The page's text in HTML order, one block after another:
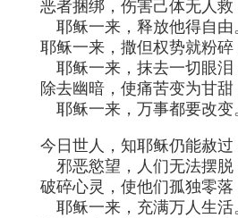
恶者捆绑，伤害己体无人救
耶稣一来，释放他得自由
耶稣一来，撒但权势就粉碎
耶稣一来，抹去一切眼泪
除去幽暗，使痛苦变为甘甜
耶稣一来，万事都要改变
今日世人，知耶稣仍能赦过
邪恶慾望，人们无法摆脱
破碎心灵，使他们孤独零落
耶稣一来，充满万人生活